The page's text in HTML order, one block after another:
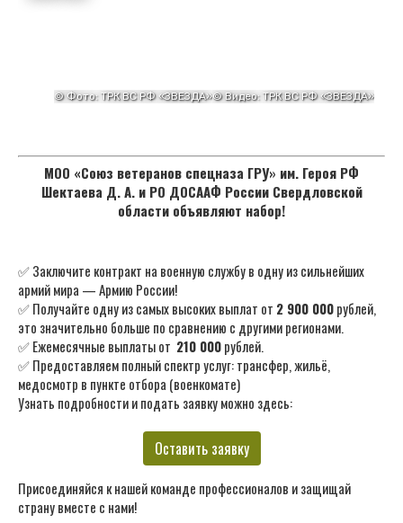
МОО «Союз ветеранов спецназа ГРУ» им. Героя РФ
Шектаева Д. А. и РО ДОСААФ России Свердловской
области объявляют набор!
✅ Заключите контракт на военную службу в одну из сильнейших
армий мира — Армию России!
✅ Получайте одну из самых высоких выплат от 2 900 000рублей,
это значительно больше по сравнению с другими регионами.
✅ Ежемесячные выплаты от 210 000рублей.
✅ Предоставляем полный спектр услуг: трансфер, жильё,
медосмотр в пункте отбора (военкомате)
Узнать подробности и подать заявку можно здесь:
Оставить заявку
Присоединяйся к нашей команде профессионалов и защищай
страну вместе с нами!